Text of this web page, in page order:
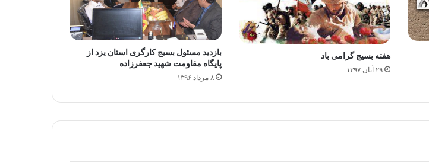
هفته بسیج گرامی باد
۲۹ آبان ۱۳۹۷
بازدید مسئول بسیج کارگری استان یزد از
پایگاه مقاومت شهید جعفرزاده
۸ مرداد ۱۳۹۶